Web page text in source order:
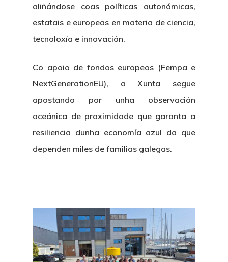
aliñándose coas políticas autonómicas,
estatais e europeas en materia de ciencia,
tecnoloxía e innovación.
Co apoio de fondos europeos (Fempa e
NextGenerationEU), a Xunta segue
apostando por unha observación
oceánica de proximidade que garanta a
resiliencia dunha economía azul da que
dependen miles de familias galegas.